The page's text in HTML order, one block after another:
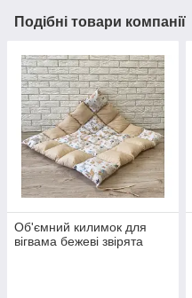
Подібні товари компанії
Об'ємний килимок для
вігвама бежеві звірята